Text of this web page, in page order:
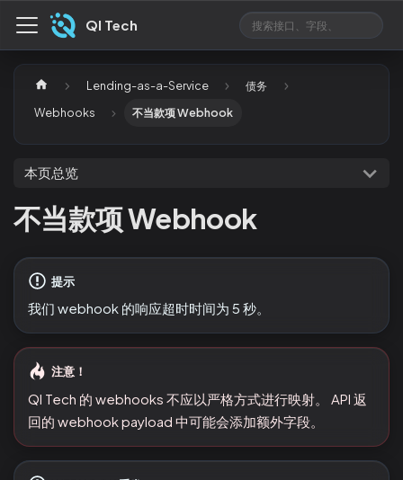
QI Tech
Lending-as-a-Service
债务
Webhooks
不当款项 Webhook
本页总览
不当款项 Webhook
提示
我们 webhook 的响应超时时间为 5 秒。
注意！
QI Tech 的 webhooks 不应以严格方式进行映射。 API 返
回的 webhook payload 中可能会添加额外字段。